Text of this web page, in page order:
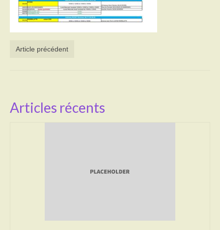
Contact
Heures d’ouverture
Démarches administratives
Salle polyvalente
Article précédent
Articles récents